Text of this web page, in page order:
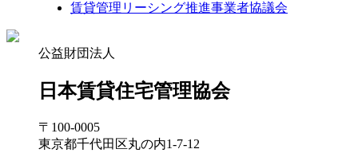
賃貸管理リーシング推進事業者協議会
公益財団法人
日本賃貸住宅管理協会
〒100-0005
東京都千代田区丸の内1-7-12